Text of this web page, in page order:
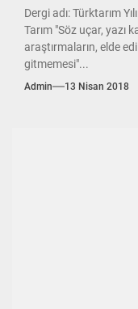
Dergi adı: Türktarım
Tarım "Söz uçar, yazı
araştırmaların, elde
gitmemesi"...
Admin 13 Nisan 2018